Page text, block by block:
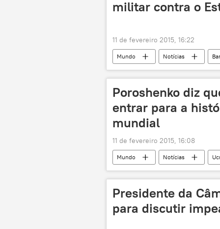
militar contra o
11 de fevereiro 2015, 16:22
Mundo Notícias
Poroshenko diz
entrar para a
mundial
11 de fevereiro 2015, 16:08
Mundo Notícias
Ucrânia em foco da política
Presidente da
para discutir